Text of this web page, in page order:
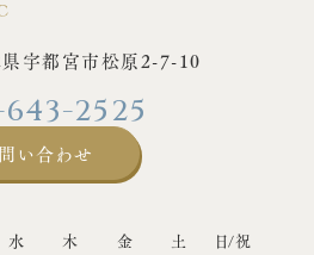
宇都宮市松原2-7-10
2525
い合わせ
水 木 金 土
日/祝